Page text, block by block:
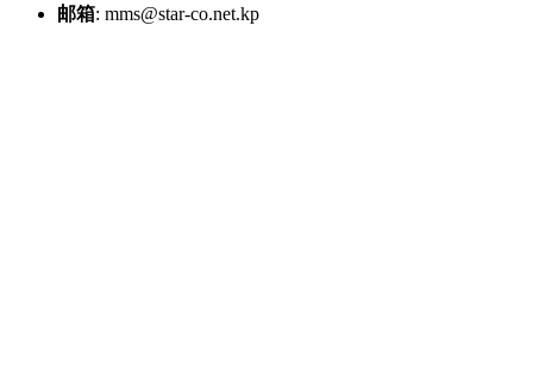
邮箱: mms@star-co.net.kp